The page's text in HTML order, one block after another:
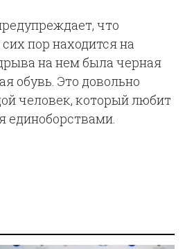
что
пор находится на
на нем была черная
обувь. Это довольно
человек, который любит
единоборствами.